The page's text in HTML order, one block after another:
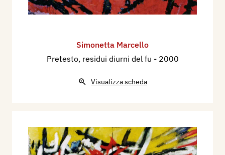
Simonetta Marcello
Pretesto, residui diurni del fu - 2000
Visualizza scheda